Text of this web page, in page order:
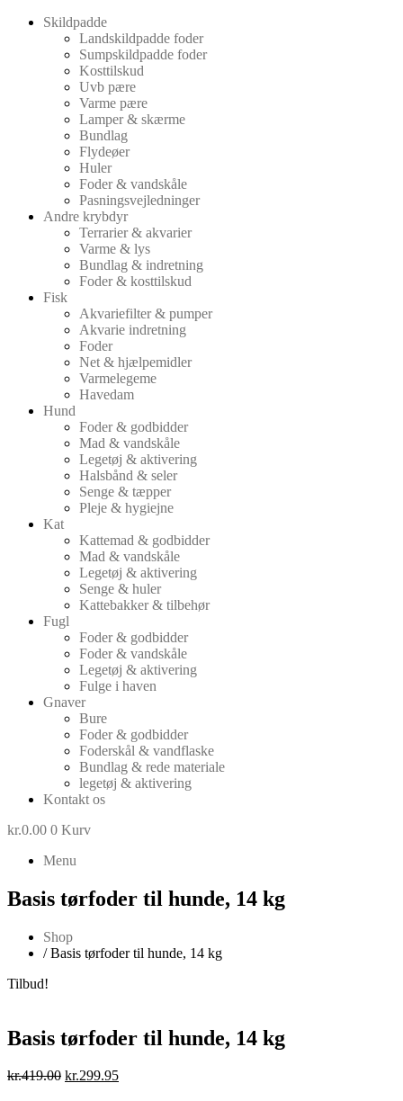
Skildpadde
Landskildpadde foder
Sumpskildpadde foder
Kosttilskud
Uvb pære
Varme pære
Lamper & skærme
Bundlag
Flydeøer
Huler
Foder & vandskåle
Pasningsvejledninger
Andre krybdyr
Terrarier & akvarier
Varme & lys
Bundlag & indretning
Foder & kosttilskud
Fisk
Akvariefilter & pumper
Akvarie indretning
Foder
Net & hjælpemidler
Varmelegeme
Havedam
Hund
Foder & godbidder
Mad & vandskåle
Legetøj & aktivering
Halsbånd & seler
Senge & tæpper
Pleje & hygiejne
Kat
Kattemad & godbidder
Mad & vandskåle
Legetøj & aktivering
Senge & huler
Kattebakker & tilbehør
Fugl
Foder & godbidder
Foder & vandskåle
Legetøj & aktivering
Fulge i haven
Gnaver
Bure
Foder & godbidder
Foderskål & vandflaske
Bundlag & rede materiale
legetøj & aktivering
Kontakt os
kr.0.00 0 Kurv
Menu
Basis tørfoder til hunde, 14 kg
Shop
/ Basis tørfoder til hunde, 14 kg
Tilbud!
Basis tørfoder til hunde, 14 kg
kr.419.00 Den
kr.299.95Den